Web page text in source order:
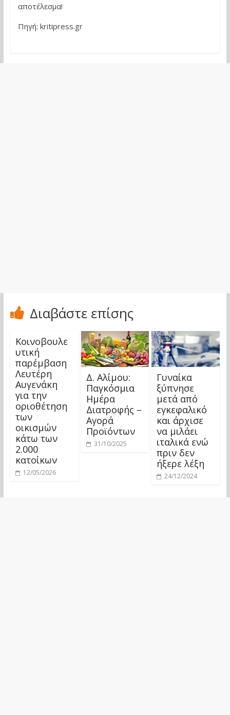
αποτέλεσμα!
Πηγή: kritipress.gr
Διαβάστε επίσης
Κοινοβουλε
υτική
παρέμβαση
Λευτέρη
Αυγενάκη
για την
οριοθέτηση
των
οικισμών
κάτω των
2.000
κατοίκων
12/05/2026
Δ. Αλίμου:
Παγκόσμια
Ημέρα
Διατροφής –
Αγορά
Προϊόντων
31/10/2025
Γυναίκα
ξύπνησε
μετά από
εγκεφαλικό
και άρχισε
να μιλάει
ιταλικά ενώ
πριν δεν
ήξερε λέξη
24/12/2024